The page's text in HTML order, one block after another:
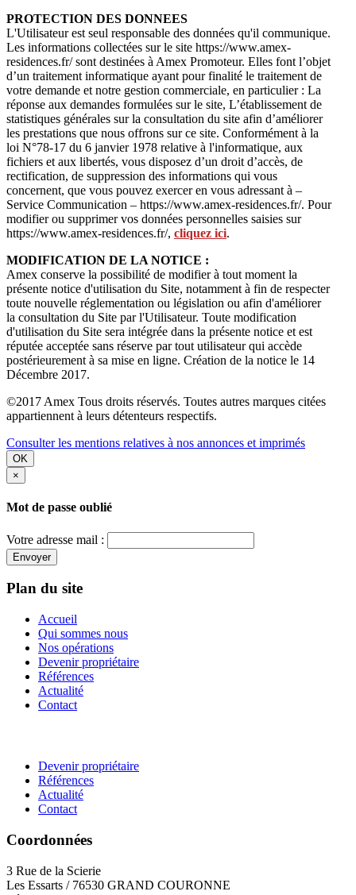
PROTECTION DES DONNEES
L'Utilisateur est seul responsable des données qu'il communique.
Les informations collectées sur le site https://www.amex-
residences.fr/ sont destinées à Amex Promoteur. Elles font l’objet
d’un traitement informatique ayant pour finalité le traitement de
votre demande et notre gestion commerciale, en particulier : La
réponse aux demandes formulées sur le site, L’établissement de
statistiques générales sur la consultation du site afin d’améliorer
les prestations que nous offrons sur ce site. Conformément à la
loi N°78-17 du 6 janvier 1978 relative à l'informatique, aux
fichiers et aux libertés, vous disposez d’un droit d’accès, de
rectification, de suppression des informations qui vous
concernent, que vous pouvez exercer en vous adressant à –
Service Communication – https://www.amex-residences.fr/. Pour
modifier ou supprimer vos données personnelles saisies sur
https://www.amex-residences.fr/, cliquez ici.
MODIFICATION DE LA NOTICE :
Amex conserve la possibilité de modifier à tout moment la
présente notice d'utilisation du Site, notamment à fin de respecter
toute nouvelle réglementation ou législation ou afin d'améliorer
la consultation du Site par l'Utilisateur. Toute modification
d'utilisation du Site sera intégrée dans la présente notice et est
réputée acceptée sans réserve par tout utilisateur qui accède
postérieurement à sa mise en ligne. Création de la notice le 14
Décembre 2017.
©2017 Amex Tous droits réservés. Toutes autres marques citées
appartiennent à leurs détenteurs respectifs.
Consulter les mentions relatives à nos annonces et imprimés
OK
×
Mot de passe oublié
Votre adresse mail :
Envoyer
Plan du site
Accueil
Qui sommes nous
Nos opérations
Devenir propriétaire
Références
Actualité
Contact
Devenir propriétaire
Références
Actualité
Contact
Coordonnées
3 Rue de la Scierie
Les Essarts / 76530 GRAND COURONNE